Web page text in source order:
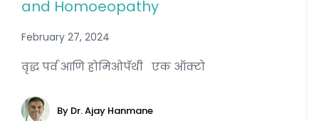
and Homoeopathy
February 27, 2024
वृद्ध पर्व आणि होमिओपॅथी एक ऑक्टो
By Dr. Ajay Hanmane